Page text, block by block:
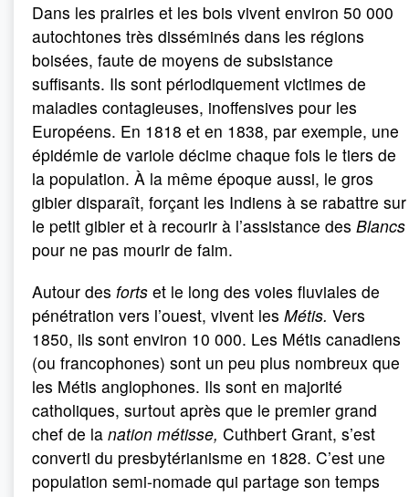
Dans les prairies et les bois vivent environ 50 000
autochtones très disséminés dans les régions
boisées, faute de moyens de subsistance
suffisants. Ils sont périodiquement victimes de
maladies contagieuses, inoffensives pour les
Européens. En 1818 et en 1838, par exemple, une
épidémie de variole décime chaque fois le tiers de
la population. À la même époque aussi, le gros
gibier disparaît, forçant les Indiens à se rabattre sur
le petit gibier et à recourir à l’assistance des Blancs
pour ne pas mourir de faim.
Autour des forts et le long des voies fluviales de
pénétration vers l’ouest, vivent les Métis. Vers
1850, ils sont environ 10 000. Les Métis canadiens
(ou francophones) sont un peu plus nombreux que
les Métis anglophones. Ils sont en majorité
catholiques, surtout après que le premier grand
chef de la nation métisse, Cuthbert Grant, s’est
converti du presbytérianisme en 1828. C’est une
population semi-nomade qui partage son temps